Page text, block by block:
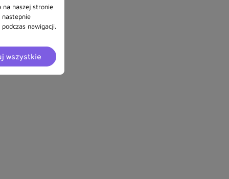
na naszej stronie
nawigacji.
wszystkie